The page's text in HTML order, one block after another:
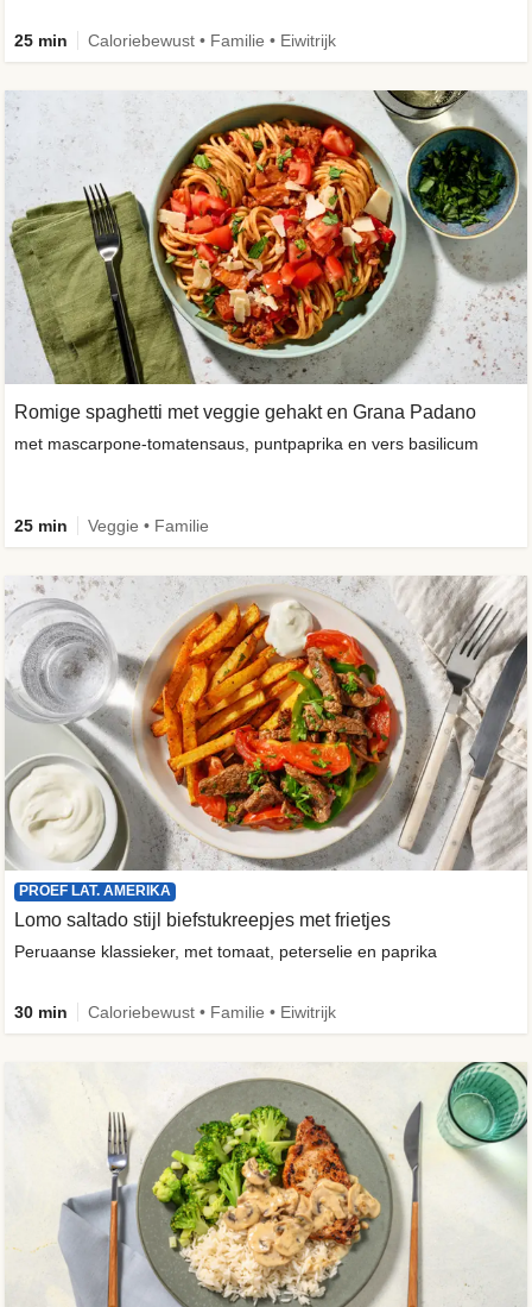
25 min Caloriebewust • Familie • Eiwitrijk
Romige spaghetti met veggie gehakt en Grana Padano
met mascarpone-tomatensaus, puntpaprika en vers basilicum
25 min Veggie • Familie
PROEF LAT. AMERIKA
Lomo saltado stijl biefstukreepjes met frietjes
Peruaanse klassieker, met tomaat, peterselie en paprika
30 min Caloriebewust • Familie • Eiwitrijk